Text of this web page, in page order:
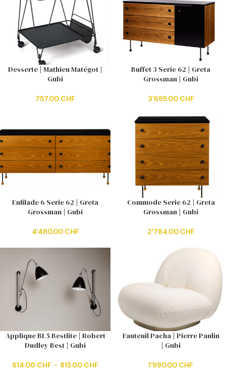
Desserte | Mathieu Matégot |
Gubi
757.00 CHF
Buffet 3 Serie 62 | Greta
Grossman | Gubi
3'695.00 CHF
Enfilade 6 Serie 62 | Greta
Grossman | Gubi
4'480.00 CHF
Commode Serie 62 | Greta
Grossman | Gubi
2'784.00 CHF
Applique BL5 Bestlite | Robert
Dudley Best | Gubi
614.00 CHF – 815.00 CHF
Fauteuil Pacha | Pierre Paulin
| Gubi
1'990.00 CHF